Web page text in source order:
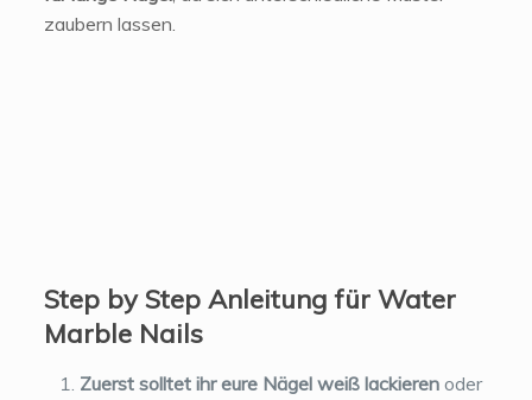
zaubern lassen.
Step by Step Anleitung für Water
Marble Nails
Zuerst solltet ihr eure Nägel weiß lackierenoder